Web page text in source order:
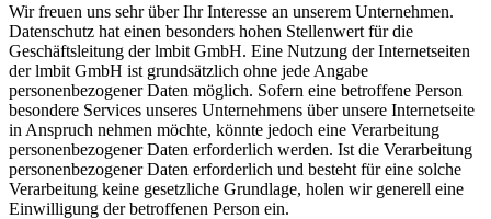
Wir freuen uns sehr über Ihr Interesse an unserem Unternehmen.
Datenschutz hat einen besonders hohen Stellenwert für die
Geschäftsleitung der lmbit GmbH. Eine Nutzung der Internetseiten
der lmbit GmbH ist grundsätzlich ohne jede Angabe
personenbezogener Daten möglich. Sofern eine betroffene Person
besondere Services unseres Unternehmens über unsere Internetseite
in Anspruch nehmen möchte, könnte jedoch eine Verarbeitung
personenbezogener Daten erforderlich werden. Ist die Verarbeitung
personenbezogener Daten erforderlich und besteht für eine solche
Verarbeitung keine gesetzliche Grundlage, holen wir generell eine
Einwilligung der betroffenen Person ein.